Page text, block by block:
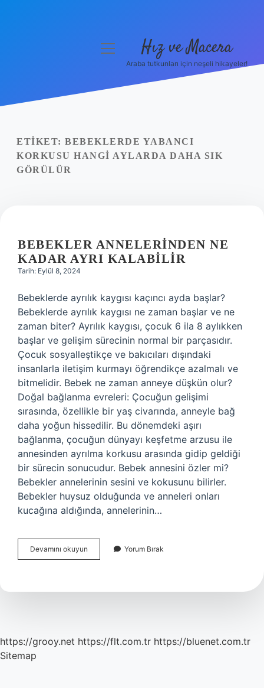
Yasal Uyarı
Hakkımızda
menüyü
Hız ve Macera
Araba tutkunları için neşeli hikayeler!
ETIKET: BEBEKLERDE YABANCI
KORKUSU HANGI AYLARDA DAHA SIK
GÖRÜLÜR
BEBEKLER ANNELERINDEN NE
KADAR AYRI KALABILIR
Tarih: Eylül 8, 2024
Bebeklerde ayrılık kaygısı kaçıncı ayda başlar?
Bebeklerde ayrılık kaygısı ne zaman başlar ve ne
zaman biter? Ayrılık kaygısı, çocuk 6 ila 8 aylıkken
başlar ve gelişim sürecinin normal bir parçasıdır.
Çocuk sosyalleştikçe ve bakıcıları dışındaki
insanlarla iletişim kurmayı öğrendikçe azalmalı ve
bitmelidir. Bebek ne zaman anneye düşkün olur?
Doğal bağlanma evreleri: Çocuğun gelişimi
sırasında, özellikle bir yaş civarında, anneyle bağ
daha yoğun hissedilir. Bu dönemdeki aşırı
bağlanma, çocuğun dünyayı keşfetme arzusu ile
annesinden ayrılma korkusu arasında gidip geldiği
bir sürecin sonucudur. Bebek annesini özler mi?
Bebekler annelerinin sesini ve kokusunu bilirler.
Bebekler huysuz olduğunda ve anneleri onları
kucağına aldığında, annelerinin…
Devamını okuyun Bebekler
Annelerinden
Ayrı
Yorum Bırak
https://grooy.net https://flt.com.tr https://bluenet.com.tr
Sitemap